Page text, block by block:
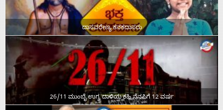
ದಾಸವರೇಣ್ಯ ಕನಕದಾಸರು
26/11 ಮುಂಬೈ ಉಗ್ರ ದಾಳಿಯ ಕಹಿ ನೆನಪಿಗೆ 12 ವರ್ಷ